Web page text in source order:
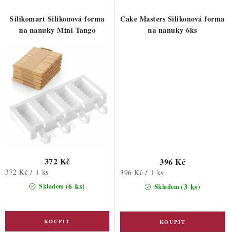
Silikomart Silikonová forma
na nanuky Mini Tango
Skladem (6 ks)
372 Kč
Měrná
372 Kč / 1 ks
Cake Masters Silikonová forma
na nanuky 6ks
Skladem(3 ks)
396 Kč
Měrná
396 Kč / 1 ks